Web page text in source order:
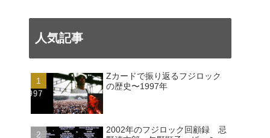
人気記事
Zカードで振り返るフジロック
の歴史〜1997年
2002年のフジロック回顧録 忌